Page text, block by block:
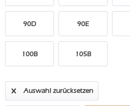
90D 90E
100B 105B
Auswahl zurücksetzen